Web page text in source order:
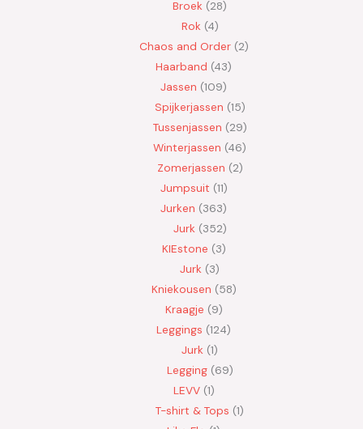
Broek 28
Rok 4
Chaos and Order 2
Haarband 43
Jassen 109
Spijkerjassen 15
Tussenjassen 29
Winterjassen 46
Zomerjassen 2
Jumpsuit 11
Jurken 363
Jurk 352
KIEstone 3
Jurk 3
Kniekousen 58
Kraagje 9
Leggings 124
Jurk 1
Legging 69
LEVV 1
T-shirt & Tops 1